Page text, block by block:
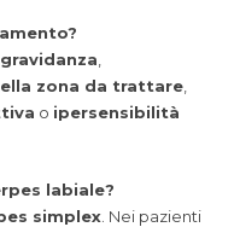
gravidanza
zona da trattare
o ipersensibilità
labiale?
simplex . Nei pazienti